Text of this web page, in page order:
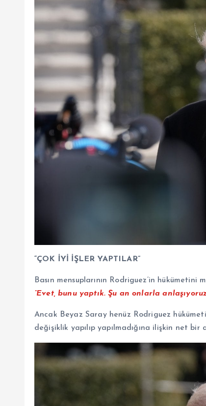
“ÇOK İYİ İŞLER YAPTILAR”
Basın mensuplarının Rodriguez’in
“Evet, bunu yaptık. Şu an onlarla
Ancak Beyaz Saray henüz Rodriguez
değişiklik yapılıp yapılmadığına ilişkin net bir